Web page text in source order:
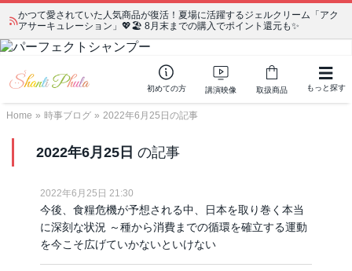
かつて愛されていた人気商品が復活！夏場に活躍するジェルクリーム「アク
アサーキュレーション」💖🏖️ 8月末までの購入でポイント還元も✨
初めての方 講演映像 取扱商品 もっと探す
Home » 時事ブログ » 2022年6月25日の記事
2022年6月25日 の記事
2022年6月25日 21:30
今後、食糧危機が予想される中、日本を取り巻く本当
に深刻な状況 ～種から消費までの循環を確立する運動
を今こそ広げていかないといけない